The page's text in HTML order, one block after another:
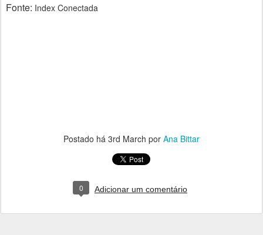
Fonte: Index Conectada
Postado há 3rd March por Ana Bittar
0 Adicionar um comentário